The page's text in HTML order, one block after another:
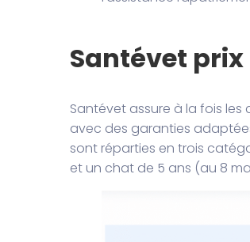
Santévet prix
Santévet assure à la fois
avec des garanties
sont réparties en trois
et un chat de 5 ans (au 8